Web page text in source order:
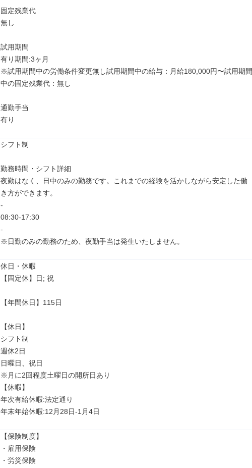
固定残業代
無し
試用期間
有り期間:3ヶ月
※試用期間中の労働条件変更無し試用期間中の給与：月給180,000円〜試用期間
中の固定残業代：無し
通勤手当
有り
シフト制
勤務時間・シフト詳細
夜勤はなく、日中のみの勤務です。これまでの経験を活かしながら安定した働
き方ができます。
-
08:30-17:30
-
※日勤のみの勤務のため、夜勤手当は発生いたしません。
休日・休暇
【固定休】日; 祝
【年間休日】115日
【休日】
シフト制
週休2日
日曜日、祝日
※月に2回程度土曜日の開所日あり
【休暇】
年次有給休暇:法定通り
年末年始休暇:12月28日-1月4日
【保険制度】
・雇用保険
・労災保険